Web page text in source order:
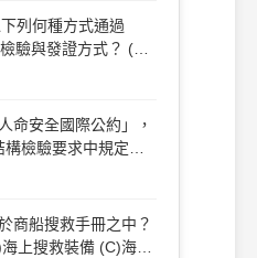
列何種方式通過
驗與發證方式？ (A)
命安全國際公約」，
檢驗要求中規定，
密度≧1,780kg/m3
年以上 (D)20年
商船搜救手冊之中？
上搜救裝備 (C)海上